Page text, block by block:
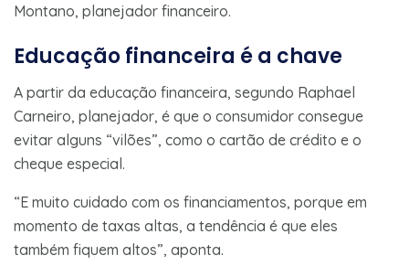
Montano, planejador financeiro.
Educação financeira é a chave
A partir da educação financeira, segundo Raphael
Carneiro, planejador, é que o consumidor consegue
evitar alguns “vilões”, como o cartão de crédito e o
cheque especial.
“E muito cuidado com os financiamentos, porque em
momento de taxas altas, a tendência é que eles
também fiquem altos”, aponta.